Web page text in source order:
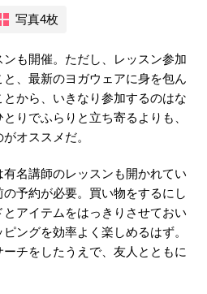
写真4枚
も開催。ただし、レッスン参加
、最新のヨガウェアに身を包ん
から、いきなり参加するのはな
りでふらりと立ち寄るよりも、
オススメだ。
有名講師のレッスンも開かれてい
予約が必要。買い物をするにし
アイテムをはっきりさせておい
ングを効率よく楽しめるはず。
チをしたうえで、友人とともに